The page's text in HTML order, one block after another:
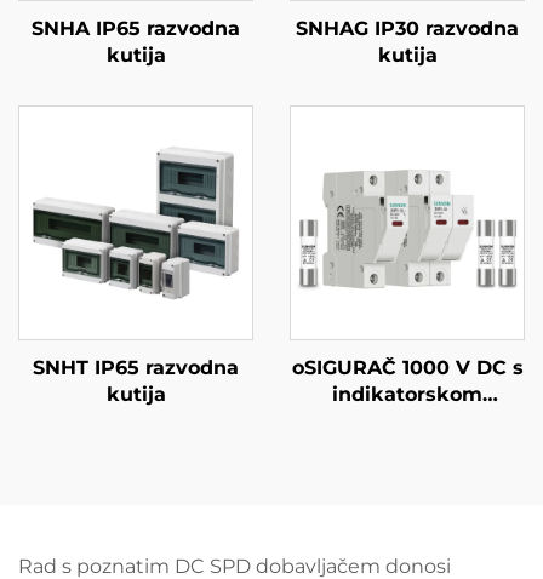
SNHA IP65 razvodna
kutija
SNHAG IP30 razvodna
kutija
SNHT IP65 razvodna
kutija
oSIGURAČ 1000 V DC s
indikatorskom
Rad s poznatim DC SPD dobavljačem donosi